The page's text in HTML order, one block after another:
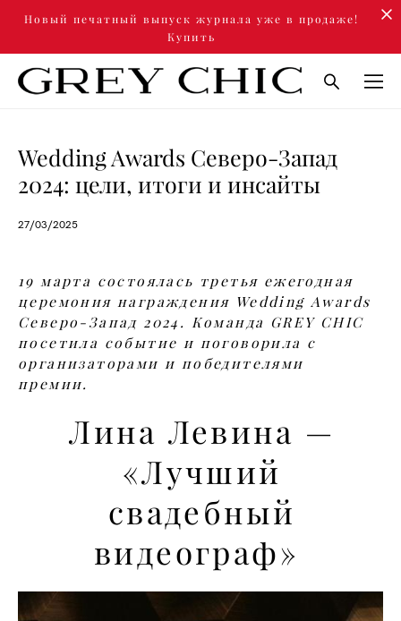
Новый печатный выпуск журнала уже в продаже!
Купить
Wedding Awards Северо-Запад
2024: цели, итоги и инсайты
27/03/2025
19 марта состоялась третья ежегодная
церемония награждения Wedding Awards
Северо-Запад 2024. Команда GREY CHIC
посетила событие и поговорила с
организаторами и победителями
премии.
Лина Левина —
«Лучший
свадебный
видеограф»